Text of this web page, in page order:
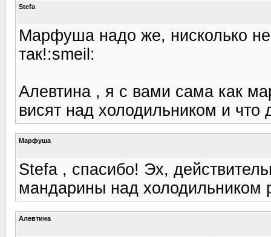
Stefa
Марфуша надо же, нисколько
так!:smeil:
Алевтина , я с вами сама как
висят над холодильником и что
Марфуша
Stefa , спасибо! Эх,
мандарины над холодильником
Алевтина